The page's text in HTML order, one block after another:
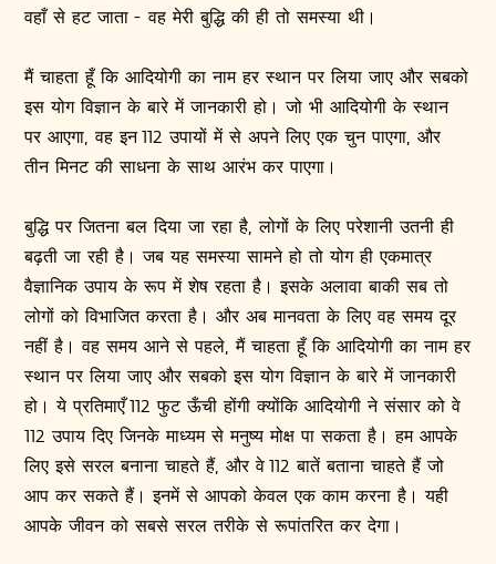
वहाँ से हट जाता - वह मेरी बुद्धि की ही तो समस्या थी।
मैं चाहता हूँ कि आदियोगी का नाम हर स्थान पर लिया जाए और सबको
इस योग विज्ञान के बारे में जानकारी हो। जो भी आदियोगी के स्थान
पर आएगा, वह इन 112 उपायों में से अपने लिए एक चुन पाएगा, और
तीन मिनट की साधना के साथ आरंभ कर पाएगा।
बुद्धि पर जितना बल दिया जा रहा है, लोगों के लिए परेशानी उतनी ही
बढ़ती जा रही है। जब यह समस्या सामने हो तो योग ही एकमात्र
वैज्ञानिक उपाय के रूप में शेष रहता है। इसके अलावा बाकी सब तो
लोगों को विभाजित करता है। और अब मानवता के लिए वह समय दूर
नहीं है। वह समय आने से पहले, मैं चाहता हूँ कि आदियोगी का नाम हर
स्थान पर लिया जाए और सबको इस योग विज्ञान के बारे में जानकारी
हो। ये प्रतिमाएँ 112 फुट ऊँची होंगी क्योंकि आदियोगी ने संसार को वे
112 उपाय दिए जिनके माध्यम से मनुष्य मोक्ष पा सकता है। हम आपके
लिए इसे सरल बनाना चाहते हैं, और वे 112 बातें बताना चाहते हैं जो
आप कर सकते हैं। इनमें से आपको केवल एक काम करना है। यही
आपके जीवन को सबसे सरल तरीके से रूपांतरित कर देगा।